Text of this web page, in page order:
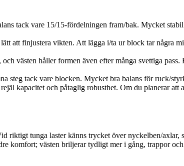
tack vare 15/15-fördelningen fram/bak. Mycket
att finjustera vikten. Att lägga i/ta ur block tar några
västen håller formen även efter många svettiga
steg tack vare blocken. Mycket bra balans för ruck/
kapacitet och påtaglig robusthet. Om du planerar
riktigt tunga laster känns trycket över nyckelben/
komfort; västen briljerar tydligt mer i gång, trappor och